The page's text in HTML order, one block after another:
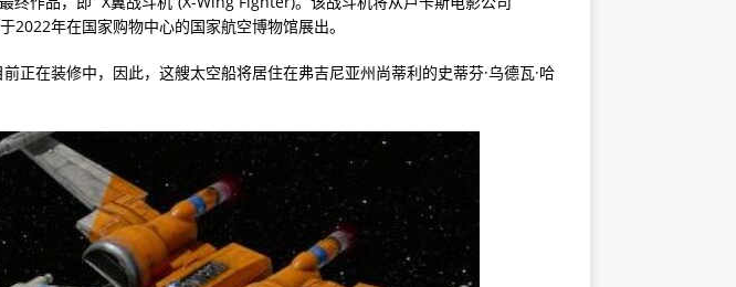
2022年在国家购物中心的国家航空博物馆展出。
正在装修中，因此，这艘太空船将居住在弗吉尼亚州尚蒂利的史蒂芬·乌德瓦·哈